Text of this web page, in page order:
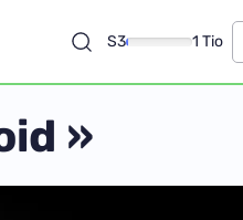
S3 1 Tio
»